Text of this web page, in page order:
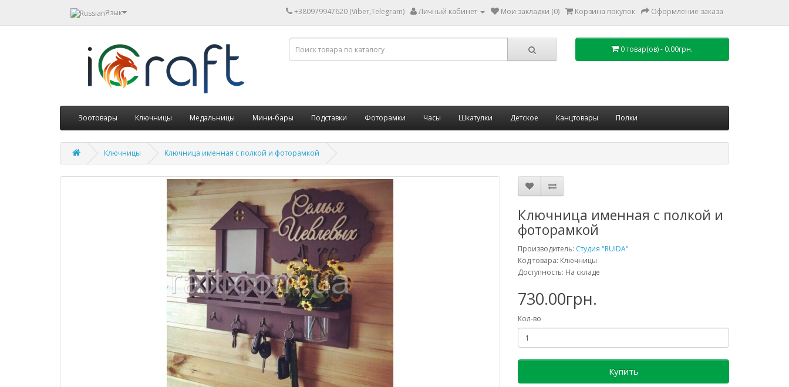
Язык +380979947620 (Viber,Telegram) Личный кабинет Мои закладки (0) Корзина покупок Оформление заказа
0 товар(ов) - 0.00грн.
Зоотовары Ключницы Медальницы Мини-бары Подставки Фоторамки Часы Шкатулки Детское Канцтовары Полки
Ключницы Ключница именная с полкой и фоторамкой
Ключница именная с полкой и
фоторамкой
Производитель: Студия "RUIDA"
Код товара: Ключницы
Доступность: На складе
730.00грн.
Кол-во
Купить